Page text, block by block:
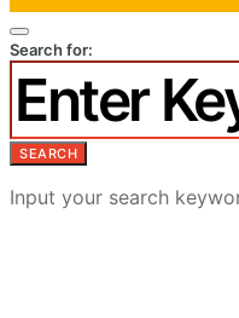
Search for:
SEARCH
Input your search